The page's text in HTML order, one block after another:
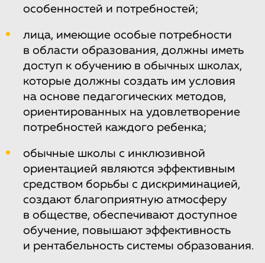
особенностей и потребностей;
лица, имеющие особые потребности
в области образования, должны иметь
доступ к обучению в обычных школах,
которые должны создать им условия
на основе педагогических методов,
ориентированных на удовлетворение
потребностей каждого ребенка;
обычные школы с инклюзивной
ориентацией являются эффективным
средством борьбы с дискриминацией,
создают благоприятную атмосферу
в обществе, обеспечивают доступное
обучение, повышают эффективность
и рентабельность системы образования.